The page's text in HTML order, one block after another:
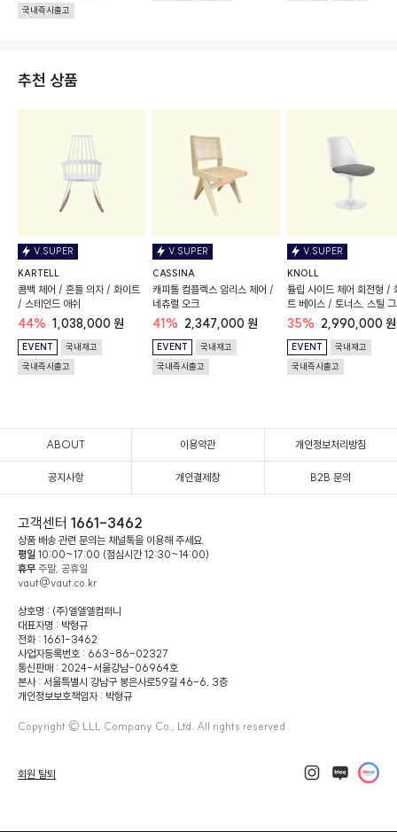
국내즉시출고
추천 상품
V.SUPER
KARTELL
콤백 체어 / 흔들 의자 / 화이트
/ 스테인드 애쉬
44% 1,038,000 원
EVENT
국내재고
국내즉시출고
V.SUPER
CASSINA
캐피톨 컴플렉스 암리스 체어 /
네츄럴 오크
41% 2,347,000 원
EVENT
국내재고
국내즉시출고
V.SUPER
KNOLL
튤립 사이드 체어 회전형 /
트 베이스 / 토너스, 스틸
35% 2,990,000 원
EVENT
국내재고
국내즉시출고
ABOUT 이용약관 개인정보처리방침
공지사항 개인결제창 B2B 문의
고객센터 1661-3462
상품 배송 관련 문의는 채널톡을 이용해 주세요.
평일 10:00~17:00 (점심시간 12:30~14:00)
휴무 주말, 공휴일
vaut@vaut.co.kr
상호명 : (주)엘엘엘컴퍼니
대표자명 : 박형규
전화 : 1661-3462
사업자등록번호 : 663-86-02327
통신판매 : 2024-서울강남-06964호
본사 : 서울특별시 강남구 봉은사로59길 46-6, 3층
개인정보보호책임자 : 박형규
Copyright © LLL Company Co., Ltd. All rights reserved
회원 탈퇴